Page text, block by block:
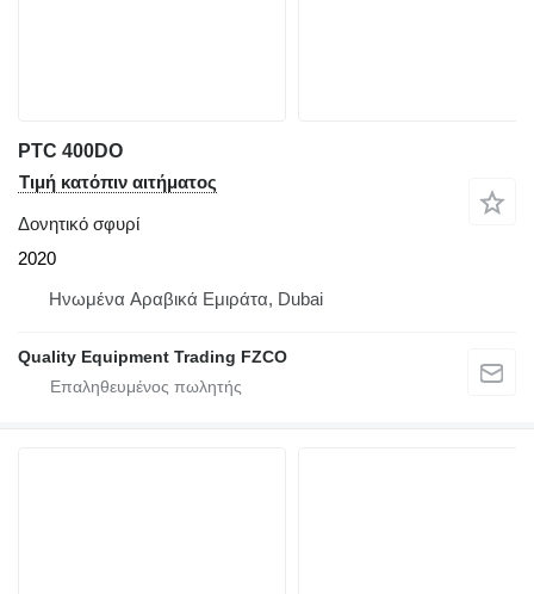
PTC 400DO
Τιμή κατόπιν αιτήματος
Δονητικό σφυρί
2020
Hνωμένα Αραβικά Εμιράτα, Dubai
Quality Equipment Trading FZCO